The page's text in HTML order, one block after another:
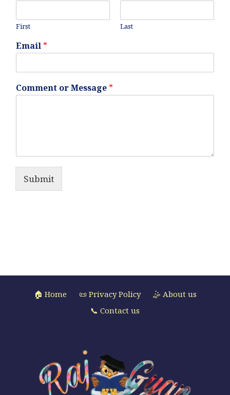
First Last
Email *
Comment or Message *
Submit
🏠 Home 📜 Privacy Policy
🤹 About us
📞 Contact us